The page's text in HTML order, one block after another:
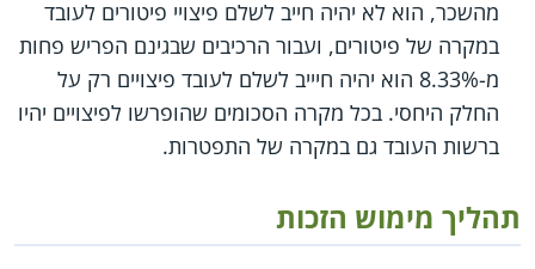
מהשכר, הוא לא יהיה חייב לשלם פיצויי פיטורים לעובד
במקרה של פיטורים, ועבור הרכיבים שבגינם הפריש פחות
מ-8.33% הוא יהיה חיייב לשלם לעובד פיצויים רק על
החלק היחסי. בכל מקרה הסכומים שהופרשו לפיצויים יהיו
ברשות העובד גם במקרה של התפטרות.
תהליך מימוש הזכות